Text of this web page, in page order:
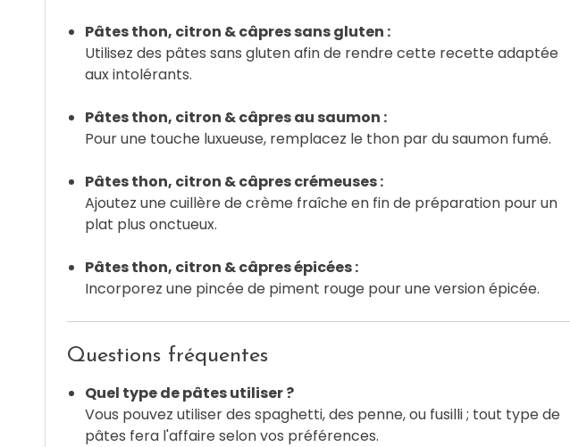
Pâtes thon, citron & câpres sans gluten :
Utilisez des pâtes sans gluten afin de rendre cette recette adaptée
aux intolérants.
Pâtes thon, citron & câpres au saumon :
Pour une touche luxueuse, remplacez le thon par du saumon fumé.
Pâtes thon, citron & câpres crémeuses :
Ajoutez une cuillère de crème fraîche en fin de préparation pour un
plat plus onctueux.
Pâtes thon, citron & câpres épicées :
Incorporez une pincée de piment rouge pour une version épicée.
Questions fréquentes
Quel type de pâtes utiliser ?
Vous pouvez utiliser des spaghetti, des penne, ou fusilli ; tout type de
pâtes fera l'affaire selon vos préférences.